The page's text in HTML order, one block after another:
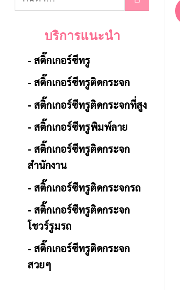
บริการแนะนำ
- สติ๊กเกอร์ซีทรู
- สติ๊กเกอร์ซีทรูติดกระจก
- สติ๊กเกอร์ซีทรูติดกระจกที่สูง
- สติ๊กเกอร์ซีทรูพิมพ์ลาย
- สติ๊กเกอร์ซีทรูติดกระจก
สำนักงาน
- สติ๊กเกอร์ซีทรูติดกระจกรถ
- สติ๊กเกอร์ซีทรูติดกระจก
โชวร์รูมรถ
- สติ๊กเกอร์ซีทรูติดกระจก
สวยๆ